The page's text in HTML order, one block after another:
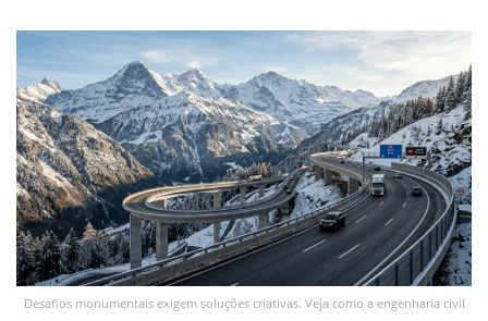
Desafios monumentais exigem soluções criativas. Veja como a engenharia civil